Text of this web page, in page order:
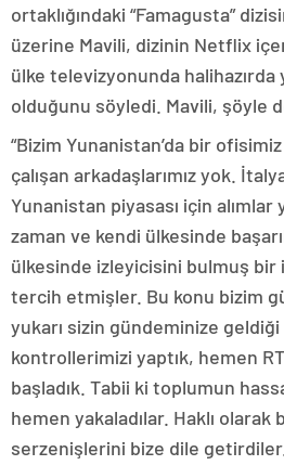
ortaklığındaki “Famagusta”
üzerine Mavili, dizinin Netflix
ülke televizyonunda halihazırda
olduğunu söyledi. Mavili, şöyle
“Bizim Yunanistan’da bir
çalışan arkadaşlarımız yok.
Yunanistan piyasası için alımlar
zaman ve kendi ülkesinde
ülkesinde izleyicisini bulmuş bir
tercih etmişler. Bu konu bizim
yukarı sizin gündeminize
kontrollerimizi yaptık, hemen
başladık. Tabii ki toplumun
hemen yakaladılar. Haklı olarak
serzenişlerini bize dile